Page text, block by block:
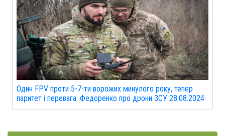
Один FPV проти 5-7-ти ворожих минулого року, тепер
паритет і перевага. Федоренко про дрони ЗСУ 28.08.2024